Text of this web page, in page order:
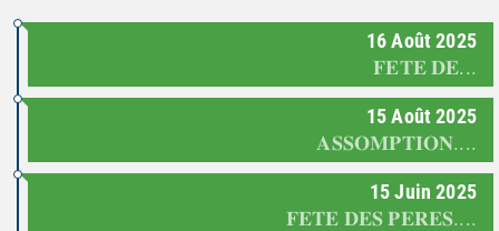
16 Août 2025
𝐅𝐄𝐓𝐄 𝐃𝐄...
15 Août 2025
𝐀𝐒𝐒𝐎𝐌𝐏𝐓𝐈𝐎𝐍....
15 Juin 2025
𝐅𝐄𝐓𝐄 𝐃𝐄𝐒 𝐏𝐄𝐑𝐄𝐒....